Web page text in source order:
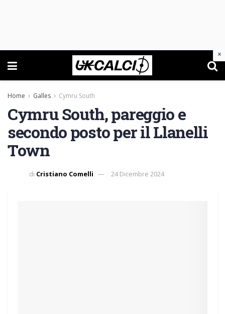
Home Galles Cymru South
Cymru South, pareggio e
secondo posto per il Llanelli
Town
di Cristiano Comelli 24 Dicembre 2024
×